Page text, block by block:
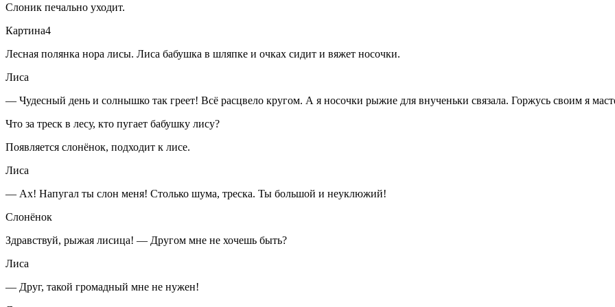
Слоник печально уходит.
Картина4
Лесная полянка нора лисы. Лиса бабушка в шляпке и очках сидит и вяжет носочки.
Лиса
— Чудесный день и солнышко так греет! Всё расцвело кругом. А я носочки рыжие для внученьки связала. Горжусь своим я
Что за треск в лесу, кто пугает бабушку лису?
Появляется слонёнок, подходит к лисе.
Лиса
— Ах! Напугал ты слон меня! Столько шума, треска. Ты большой и неуклюжий!
Слонёнок
Здравствуй, рыжая лисица! — Другом мне не хочешь быть?
Лиса
— Друг, такой громадный мне не нужен!